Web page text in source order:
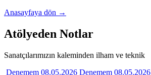
Anasayfaya dön →
Atölyeden Notlar
Sanatçılarımızın kaleminden ilham ve teknik